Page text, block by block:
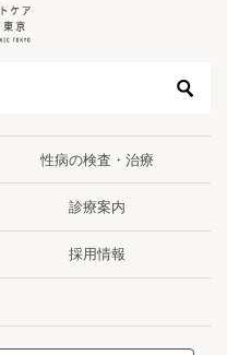
性病の検査・治療
診療案内
採用情報